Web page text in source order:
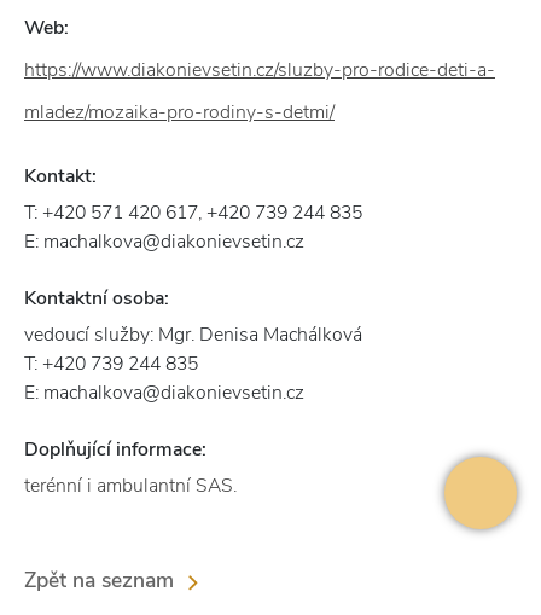
Web:
https://www.diakonievsetin.cz/sluzby-pro-rodice-deti-a-
mladez/mozaika-pro-rodiny-s-detmi/
Kontakt:
T: +420 571 420 617, +420 739 244 835
E: machalkova@diakonievsetin.cz
Kontaktní osoba:
vedoucí služby: Mgr. Denisa Machálková
T: +420 739 244 835
E: machalkova@diakonievsetin.cz
Doplňující informace:
terénní i ambulantní SAS.
Zpět na seznam